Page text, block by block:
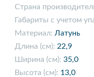
Страна
Габариты с учетом
Материал: Латунь
Длина (см): 22,9
Ширина (см): 35,0
Высота (см): 13,0